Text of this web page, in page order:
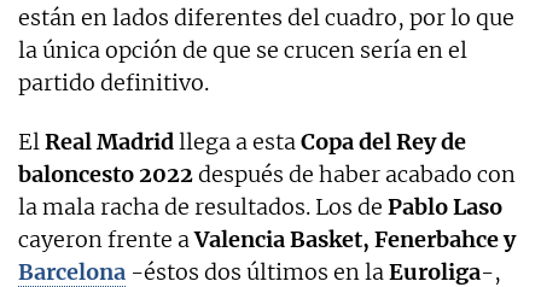
están en lados diferentes del cuadro, por lo que
la única opción de que se crucen sería en el
partido definitivo.
ElReal Madridllega a estaCopa del Rey de
baloncesto 2022después de haber acabado con
la mala racha de resultados. Los de Pablo Laso
cayeron frente aValencia Basket, Fenerbahce y
Barcelona -éstos dos últimos en laEuroliga-,